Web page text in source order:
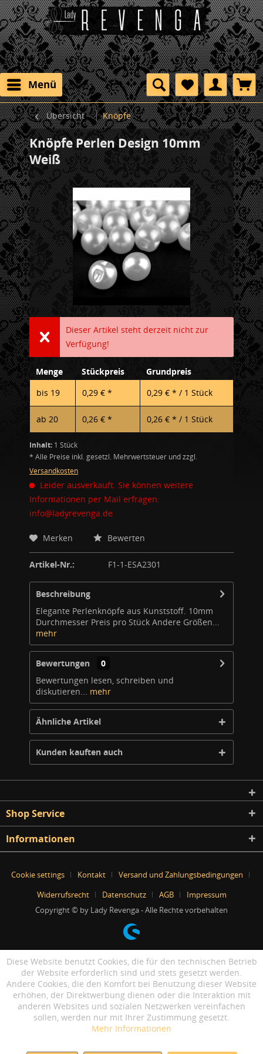
Menü
Übersicht Knöpfe
Knöpfe Perlen Design 10mm
Weiß
Dieser Artikel steht derzeit nicht zur
Verfügung!
Menge Stückpreis
Grundpreis
bis 19 0,29 € * 0,29 € * / 1 Stück
ab 20 0,26 € * 0,26 € * / 1 Stück
Inhalt: 1 Stück
* Alle Preise inkl. gesetzl. Mehrwertsteuer und zzgl.
Versandkosten
Leider ausverkauft. Sie können weitere
Informationen per Mail erfragen:
info@ladyrevenga.de
Merken Bewerten
Artikel-Nr.: F1-1-ESA2301
Beschreibung
Elegante Perlenknöpfe aus Kunststoff. 10mm
Durchmesser Preis pro Stück Andere Größen...
mehr
Bewertungen
0
Bewertungen lesen, schreiben und
diskutieren... mehr
Ähnliche Artikel
Kunden kauften auch
Shop Service
Informationen
Cookie settings Kontakt
Versand und Zahlungsbedingungen
Widerrufsrecht
Datenschutz AGB
Impressum
Copyright © by Lady Revenga - Alle Rechte vorbehalten
Diese Website benutzt Cookies, die für den technischen Betrieb
der Website erforderlich sind und stets gesetzt werden.
Andere Cookies, die den Komfort bei Benutzung dieser Website
erhöhen, der Direktwerbung dienen oder die Interaktion mit
anderen Websites und sozialen Netzwerken vereinfachen
sollen, werden nur mit Ihrer Zustimmung gesetzt.
Mehr Informationen